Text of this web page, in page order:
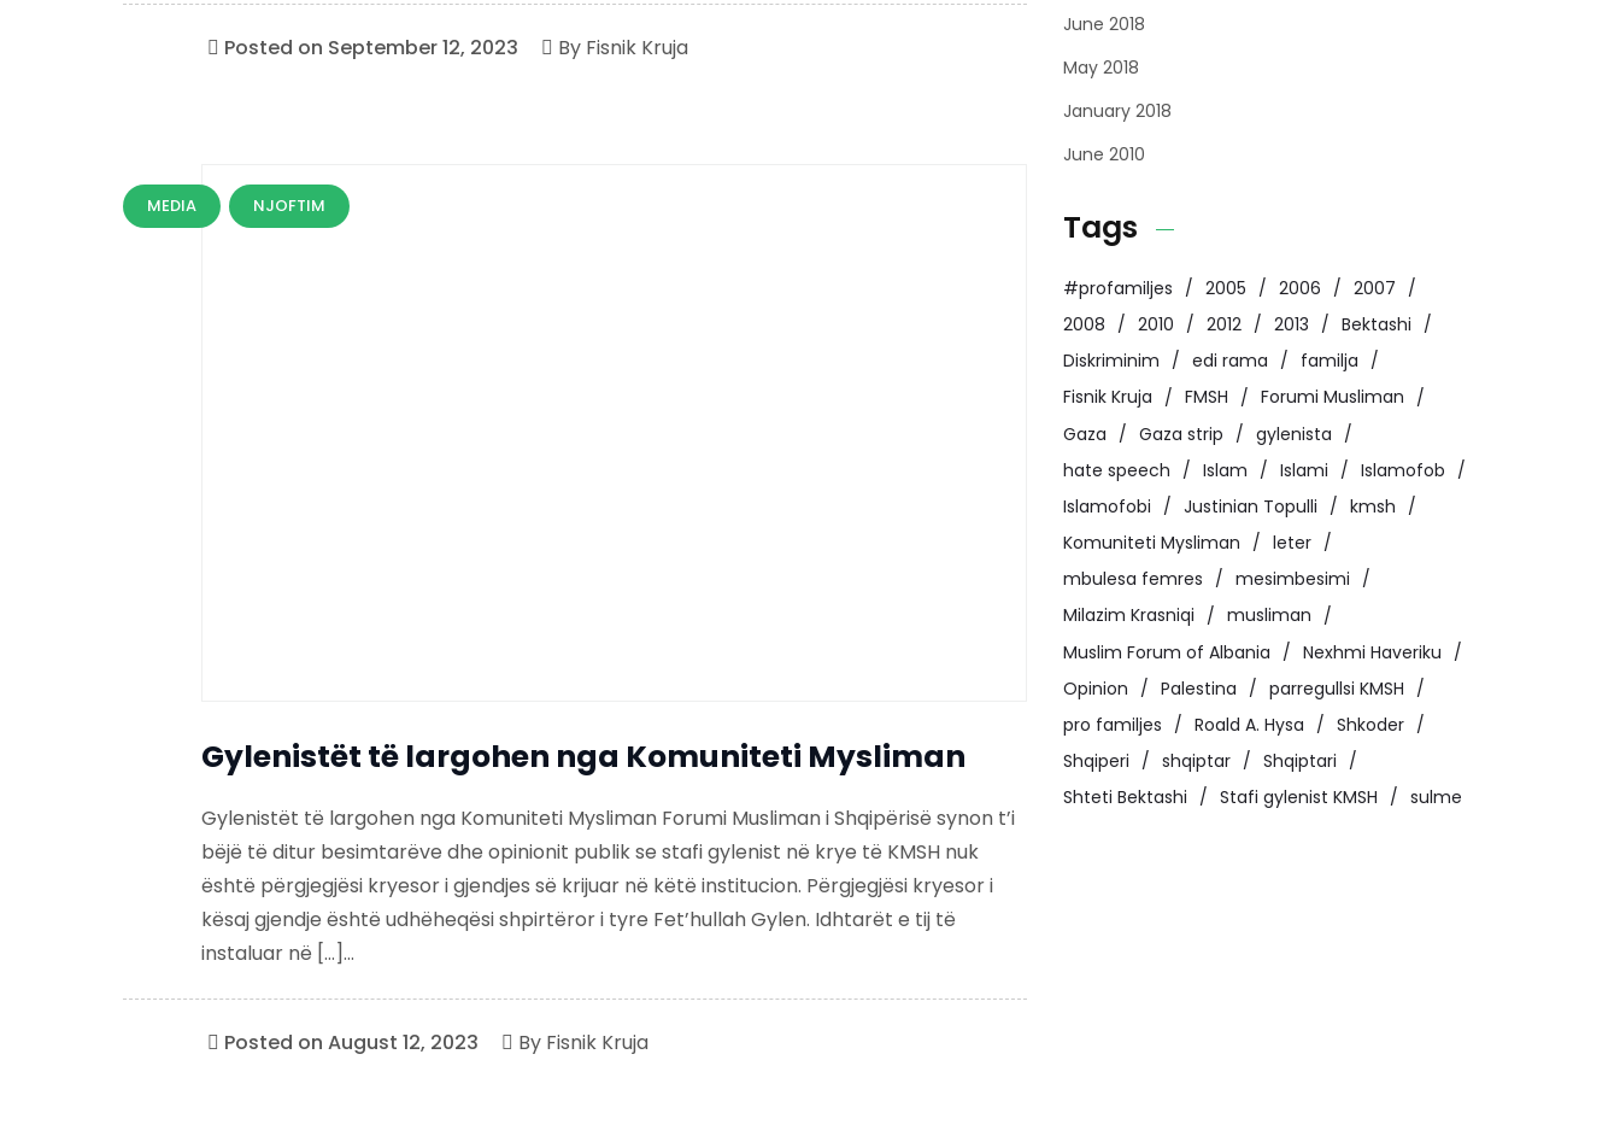
Posted on September 12, 2023 By Fisnik Kruja
MEDIA NJOFTIM
Gylenistët të largohen nga Komuniteti Mysliman
Gylenistët të largohen nga Komuniteti Mysliman Forumi Musliman i Shqipërisë synon t’i
bëjë të ditur besimtarëve dhe opinionit publik se stafi gylenist në krye të KMSH nuk
është përgjegjësi kryesor i gjendjes së krijuar në këtë institucion. Përgjegjësi kryesor i
kësaj gjendje është udhëheqësi shpirtëror i tyre Fet’hullah Gylen. Idhtarët e tij të
instaluar në […]...
Posted on August 12, 2023 By Fisnik Kruja
June 2018
May 2018
January 2018
June 2010
Tags
#profamiljes 2005 2006
2007
2008
2010 2012 2013
Bektashi
Diskriminim
edi rama
familja
Fisnik Kruja
FMSH
Forumi Musliman
Gaza
Gaza strip
gylenista
hate speech
Islam Islami
Islamofob
Islamofobi
Justinian Topulli
kmsh
Komuniteti Mysliman
leter
mbulesa femres
mesimbesimi
Milazim Krasniqi
musliman
Muslim Forum of Albania
Nexhmi Haveriku
Opinion
Palestina
parregullsi KMSH
pro familjes
Roald A. Hysa
Shkoder
Shqiperi
shqiptar
Shqiptari
Shteti Bektashi
Stafi gylenist KMSH sulme